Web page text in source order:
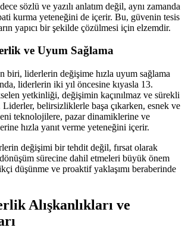
sözlü ve yazılı anlatım değil, aynı zamanda
kurma yeteneğini de içerir. Bu, güvenin tesis
yapıcı bir şekilde çözülmesi için elzemdir.
ve Uyum Sağlama
biri, liderlerin değişime hızla uyum sağlama
liderlerin iki yıl öncesine kıyasla 13.
yetkinliği, değişimin kaçınılmaz ve sürekli
belirsizliklerle başa çıkarken, esnek ve
teknolojilere, pazar dinamiklerine ve
hızla yanıt verme yeteneğini içerir.
değişimi bir tehdit değil, fırsat olarak
sürecine dahil etmeleri büyük önem
düşünme ve proaktif yaklaşımı beraberinde
Alışkanlıkları ve